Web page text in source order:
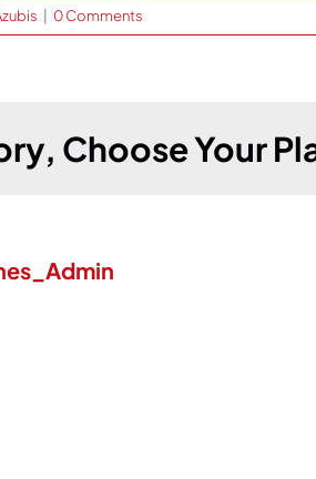
0 Comments
Choose Your